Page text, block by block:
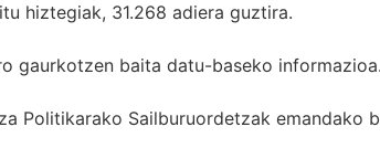
hiztegiak, 31.268 adiera guztira.
gaurkotzen baita datu-baseko informazioa.
Politikarako Sailburuordetzak emandako